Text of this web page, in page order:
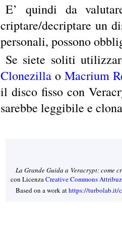
E’ quindi da
criptare/decriptare un
personali, possono
Se siete soliti
ClonezillaoMacrium
il disco fisso con
sarebbe leggibile e
La Grande Guida a Veracrypt: come
con LicenzaCreative Commons
Based on a work athttps://turbolab.it/